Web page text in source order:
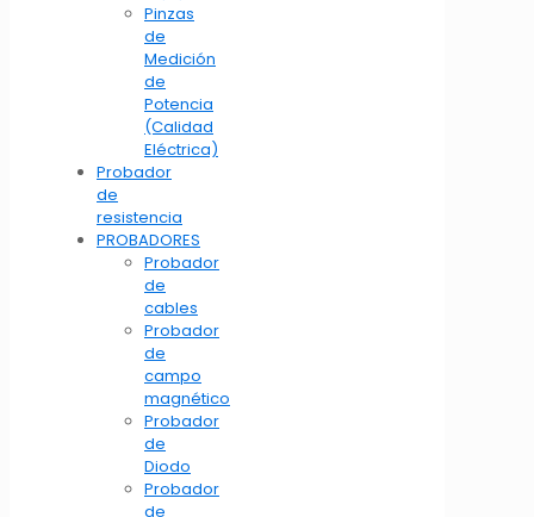
Pinzas
de
Medición
de
Potencia
(Calidad
Eléctrica)
Probador
de
resistencia
PROBADORES
Probador
de
cables
Probador
de
campo
magnético
Probador
de
Diodo
Probador
de